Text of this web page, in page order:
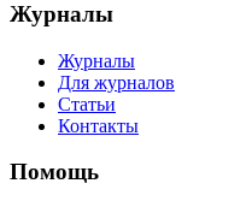
Журналы
Журналы
Для журналов
Статьи
Контакты
Помощь